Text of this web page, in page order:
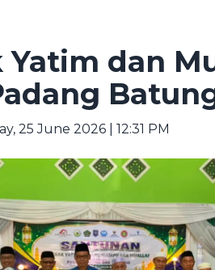
Yatim dan
25 June 2026 | 12:31 PM